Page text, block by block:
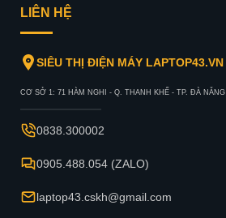
LIÊN HỆ
SIÊU THỊ ĐIỆN MÁY LAPTOP43.VN
CƠ SỞ 1: 71 HÀM NGHI - Q. THANH KHẾ - TP. ĐÀ NẴNG
0838.300002
0905.488.054 (ZALO)
laptop43.cskh@gmail.com